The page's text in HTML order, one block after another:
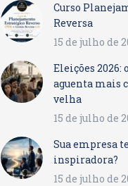
Curso
Reversa
15 de julho de
Eleições 2026:
aguenta mais
velha
15 de julho de
Sua empresa
inspiradora?
15 de julho de